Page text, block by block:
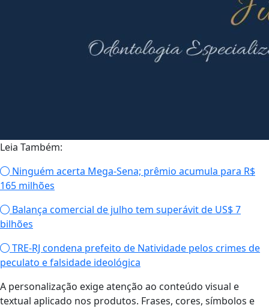
Leia Também:
Ninguém acerta Mega-Sena; prêmio acumula para R$
165 milhões
Balança comercial de julho tem superávit de US$ 7
bilhões
TRE-RJ condena prefeito de Natividade pelos crimes de
peculato e falsidade ideológica
A personalização exige atenção ao conteúdo visual e
textual aplicado nos produtos. Frases, cores, símbolos e